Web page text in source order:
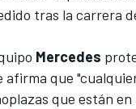
tras la carrera
Mercedes
afirma que
que están